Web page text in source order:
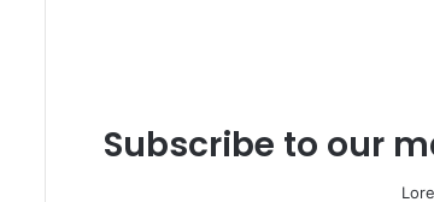
Subscribe to our